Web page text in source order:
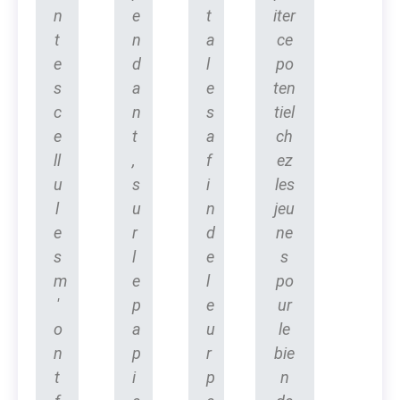
n
t
e
s
c
e
ll
u
l
e
s
m
'
o
n
t
e
n
d
a
n
t
,
s
u
r
l
e
p
a
p
i
t
a
l
e
s
a
f
i
n
d
e
l
e
u
r
p
iter
ce
po
ten
tiel
ch
ez
les
jeu
ne
s
po
ur
le
bie
n